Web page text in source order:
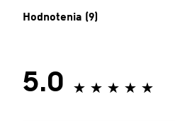
Hodnotenia (9)
5.0